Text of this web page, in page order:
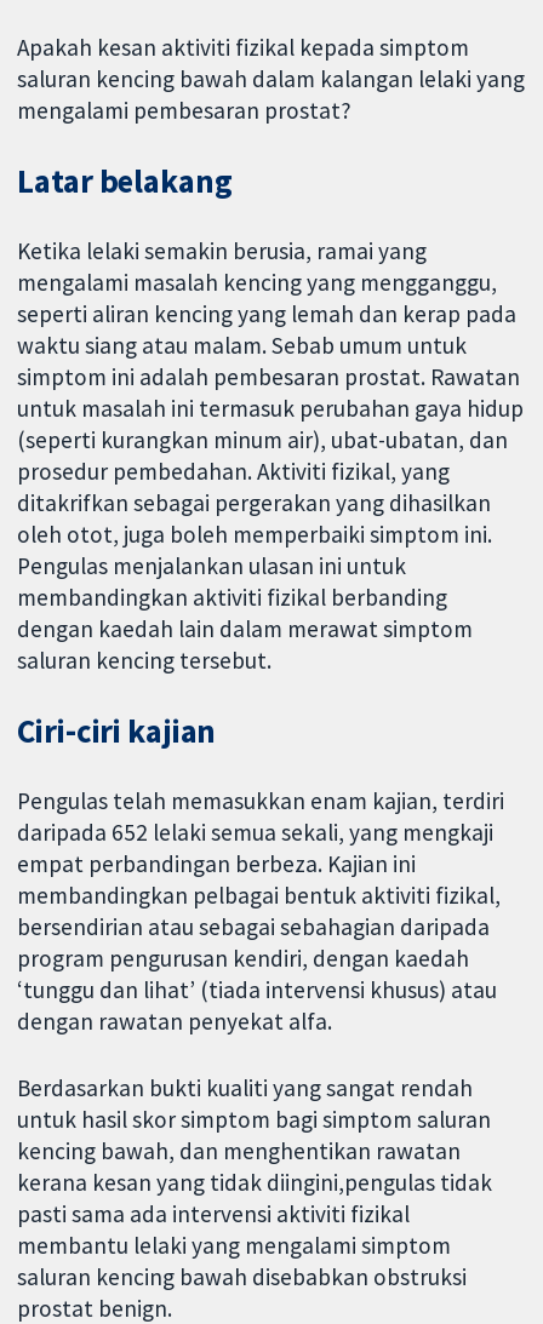
Apakah kesan aktiviti fizikal kepada simptom
saluran kencing bawah dalam kalangan lelaki yang
mengalami pembesaran prostat?
Latar belakang
Ketika lelaki semakin berusia, ramai yang
mengalami masalah kencing yang mengganggu,
seperti aliran kencing yang lemah dan kerap pada
waktu siang atau malam. Sebab umum untuk
simptom ini adalah pembesaran prostat. Rawatan
untuk masalah ini termasuk perubahan gaya hidup
(seperti kurangkan minum air), ubat-ubatan, dan
prosedur pembedahan. Aktiviti fizikal, yang
ditakrifkan sebagai pergerakan yang dihasilkan
oleh otot, juga boleh memperbaiki simptom ini.
Pengulas menjalankan ulasan ini untuk
membandingkan aktiviti fizikal berbanding
dengan kaedah lain dalam merawat simptom
saluran kencing tersebut.
Ciri-ciri kajian
Pengulas telah memasukkan enam kajian, terdiri
daripada 652 lelaki semua sekali, yang mengkaji
empat perbandingan berbeza. Kajian ini
membandingkan pelbagai bentuk aktiviti fizikal,
bersendirian atau sebagai sebahagian daripada
program pengurusan kendiri, dengan kaedah
‘tunggu dan lihat’ (tiada intervensi khusus) atau
dengan rawatan penyekat alfa.
Berdasarkan bukti kualiti yang sangat rendah
untuk hasil skor simptom bagi simptom saluran
kencing bawah, dan menghentikan rawatan
kerana kesan yang tidak diingini,pengulas tidak
pasti sama ada intervensi aktiviti fizikal
membantu lelaki yang mengalami simptom
saluran kencing bawah disebabkan obstruksi
prostat benign.